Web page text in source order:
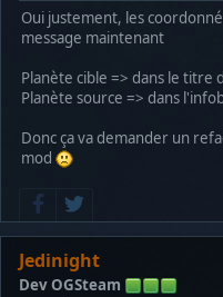
Oui justement, les
message maintenant
Planète cible => dans le titre
Planète source => dans
Donc ça va demander un
mod
Jedinight
Dev OGSteam